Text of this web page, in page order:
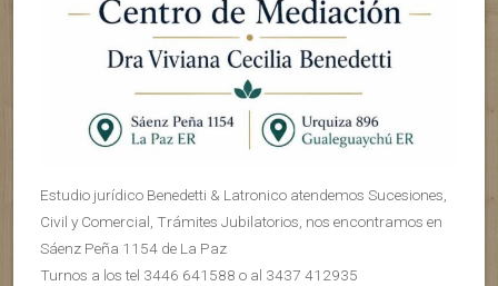
Estudio jurídico Benedetti & Latronico atendemos Sucesiones,
Civil y Comercial, Trámites Jubilatorios, nos encontramos en
Sáenz Peña 1154 de La Paz
Turnos a los tel 3446 641588 o al 3437 412935